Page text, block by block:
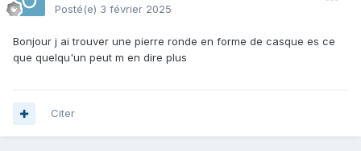
Posté(e) 3 février 2025
Bonjour j ai trouver une pierre ronde en forme de casque es ce
que quelqu'un peut m en dire plus
Citer